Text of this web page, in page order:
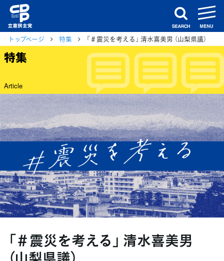
search
トップページ 特集 「＃震災を考える」 清水喜美男 （山梨県議）
特集
Article
「＃震災を考える」 清水喜美男